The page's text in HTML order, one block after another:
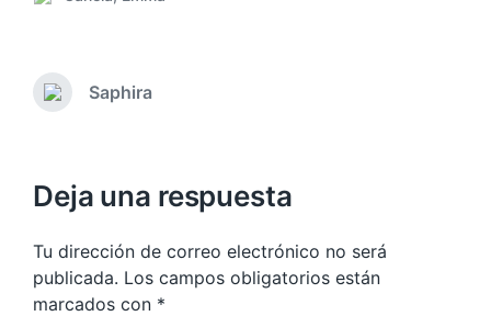
p
u
i
c
c
i
ó
P
i
a
e
E
a
d
a
n
t
Saphira
Deja una respuesta
Tu dirección de correo electrónico no será
publicada. Los campos obligatorios están
marcados con *